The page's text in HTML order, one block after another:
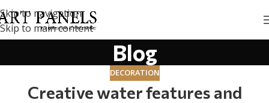
Skip to navigation
Skip to main content
Blog
DECORATION
Creative water features and